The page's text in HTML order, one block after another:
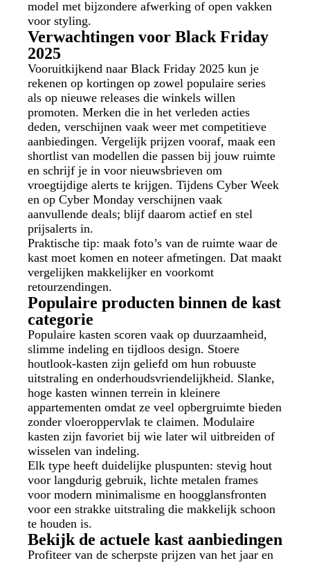
model met bijzondere afwerking of open vakken
voor styling.
Verwachtingen voor Black Friday
2025
Vooruitkijkend naar Black Friday 2025 kun je
rekenen op kortingen op zowel populaire series
als op nieuwe releases die winkels willen
promoten. Merken die in het verleden acties
deden, verschijnen vaak weer met competitieve
aanbiedingen. Vergelijk prijzen vooraf, maak een
shortlist van modellen die passen bij jouw ruimte
en schrijf je in voor nieuwsbrieven om
vroegtijdige alerts te krijgen. Tijdens Cyber Week
en op Cyber Monday verschijnen vaak
aanvullende deals; blijf daarom actief en stel
prijsalerts in.
Praktische tip: maak foto’s van de ruimte waar de
kast moet komen en noteer afmetingen. Dat maakt
vergelijken makkelijker en voorkomt
retourzendingen.
Populaire producten binnen de kast
categorie
Populaire kasten scoren vaak op duurzaamheid,
slimme indeling en tijdloos design. Stoere
houtlook-kasten zijn geliefd om hun robuuste
uitstraling en onderhoudsvriendelijkheid. Slanke,
hoge kasten winnen terrein in kleinere
appartementen omdat ze veel opbergruimte bieden
zonder vloeroppervlak te claimen. Modulaire
kasten zijn favoriet bij wie later wil uitbreiden of
wisselen van indeling.
Elk type heeft duidelijke pluspunten: stevig hout
voor langdurig gebruik, lichte metalen frames
voor modern minimalisme en hoogglansfronten
voor een strakke uitstraling die makkelijk schoon
te houden is.
Bekijk de actuele kast aanbiedingen
Profiteer van de scherpste prijzen van het jaar en